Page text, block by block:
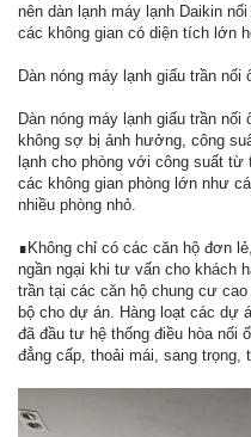
nên dàn lạnh máy lạnh Daikin
các không gian có diện tích lớn
Dàn nóng máy lạnh giấu trần nối
Dàn nóng máy lạnh giấu trần
không sợ bị ảnh hưởng, công
lạnh cho phòng với công suất
các không gian phòng lớn như
nhiều phòng nhỏ.
∎Không chỉ có các căn hộ đơn
ngần ngại khi tư vấn cho khách
trần tại các căn hộ chung cư
bộ cho dự án. Hàng loạt các dự
đã đầu tư hệ thống điều hòa nối
đẳng cấp, thoải mái, sang trọng,